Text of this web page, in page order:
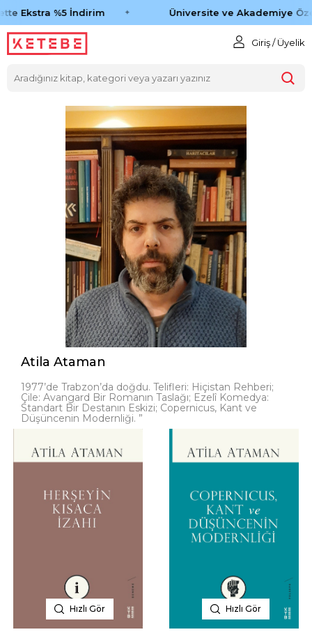
Ekstra %5 İndirim Üniversite ve Akademiye
Giriş / Üyelik
Atila Ataman
1977’de Trabzon’da doğdu. Telifleri: Hiçistan Rehberi;
Çile: Avangard Bir Romanın Taslağı; Ezelî Komedya:
Standart Bir Destanın Eskizi; Copernicus, Kant ve
Düşüncenin Modernliği. ”
Hızlı Gör Hızlı Gör